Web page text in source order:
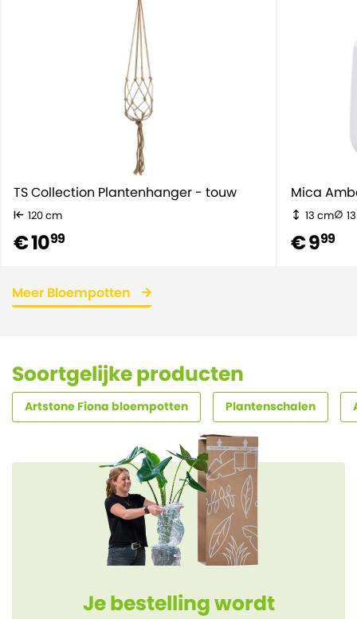
TS Collection Plantenhanger - touw
120 cm
€ 1099
13 cm
€ 999
Meer Bloempotten
Soortgelijke producten
Artstone Fiona bloempotten Plantenschalen
Je bestelling wordt